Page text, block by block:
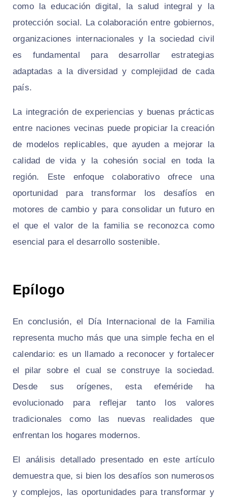
como la educación digital, la salud integral y la
protección social. La colaboración entre gobiernos,
organizaciones internacionales y la sociedad civil
es fundamental para desarrollar estrategias
adaptadas a la diversidad y complejidad de cada
país.
La integración de experiencias y buenas prácticas
entre naciones vecinas puede propiciar la creación
de modelos replicables, que ayuden a mejorar la
calidad de vida y la cohesión social en toda la
región. Este enfoque colaborativo ofrece una
oportunidad para transformar los desafíos en
motores de cambio y para consolidar un futuro en
el que el valor de la familia se reconozca como
esencial para el desarrollo sostenible.
Epílogo
En conclusión, el Día Internacional de la Familia
representa mucho más que una simple fecha en el
calendario: es un llamado a reconocer y fortalecer
el pilar sobre el cual se construye la sociedad.
Desde sus orígenes, esta efeméride ha
evolucionado para reflejar tanto los valores
tradicionales como las nuevas realidades que
enfrentan los hogares modernos.
El análisis detallado presentado en este artículo
demuestra que, si bien los desafíos son numerosos
y complejos, las oportunidades para transformar y